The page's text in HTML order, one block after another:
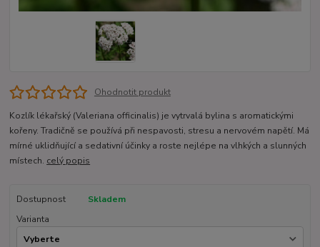
Ohodnotit produkt
Kozlík lékařský (Valeriana officinalis) je vytrvalá bylina s aromatickými
kořeny. Tradičně se používá při nespavosti, stresu a nervovém napětí. Má
mírné uklidňující a sedativní účinky a roste nejlépe na vlhkých a slunných
místech. celý popis
Dostupnost
Skladem
Varianta